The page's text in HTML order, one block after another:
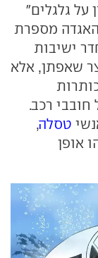
על גלגלים"
מספרת
ישיבות
שאפתן, אלא
חובבי רכב.
טסלה,
אופן